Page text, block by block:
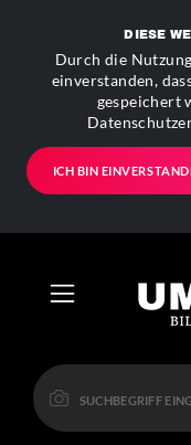
DIESE
Durch die
einverstanden,
gespeichert
ICH BIN